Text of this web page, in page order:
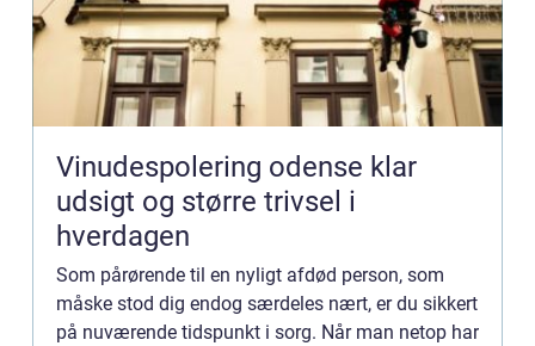
Vinudespolering odense klar
udsigt og større trivsel i
hverdagen
Som pårørende til en nyligt afdød person, som
måske stod dig endog særdeles nært, er du sikkert
på nuværende tidspunkt i sorg. Når man netop har